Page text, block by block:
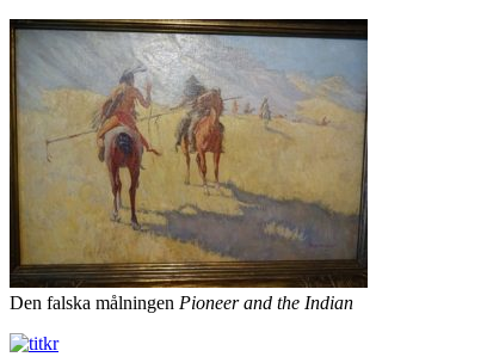
Den falska målningen Pioneer and the Indian